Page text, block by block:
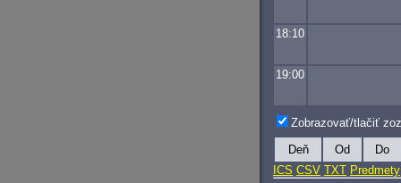
18:10
19:00
Zobrazovať/tlačiť
Deň Od
Do
ICS CSV TXT Predmety